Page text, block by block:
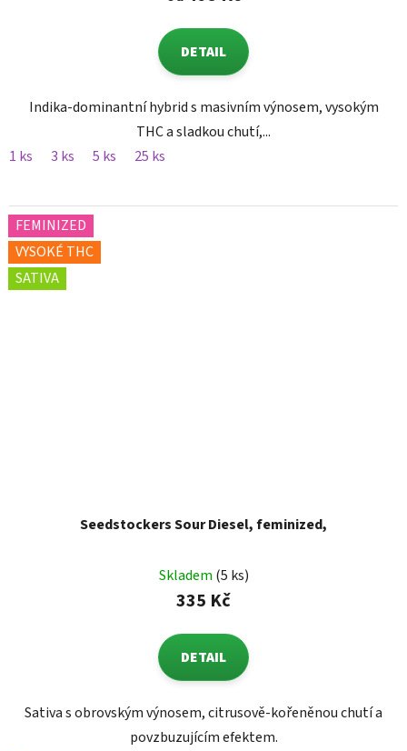
DETAIL
Indika-dominantní hybrid s masivním výnosem, vysokým
THC a sladkou chutí,...
1 ks
3 ks 5 ks 25 ks
FEMINIZED
VYSOKÉ THC
SATIVA
Seedstockers Sour Diesel, feminized,
Skladem (5 ks)
335 Kč
DETAIL
Sativa s obrovským výnosem, citrusově-kořeněnou chutí a
povzbuzujícím efektem.